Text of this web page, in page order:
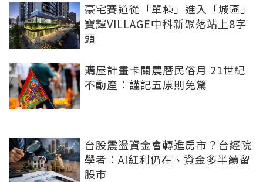
豪宅賽道從「單棟」進入「城區」
寶輝VILLAGE中科新聚落站上8字
頭
購屋計畫卡關農曆民俗月 21世紀
不動產：謹記五原則免驚
台股震盪資金會轉進房市？台經院
學者：AI紅利仍在、資金多半續留
股市